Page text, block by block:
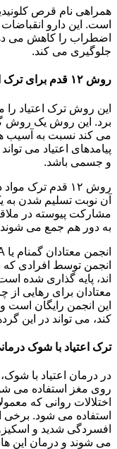
همراهی نام قرص
است. این دارو
اضطراب را کاهش می
جلوگیری می کند.
روش ۱۲ قدم برای ترک اعتیاد در بندرگز
این روش ترک اعتیاد را
برد. این روش یک روش
می کند نسبت به آسیب ها
پیامدهای اعتیاد می
و جسمی باشد.
روش ۱۲ قدم ترک
آن نوبت تسلیم شدن به
مشارکت پیوسته در
به دور هم جمع می
انجمن توسط افرادی که
اند، پایه گذاری شده
این انجمن رایگان است
کند، می تواند در این
ترک اعتیاد با شوک
در درمان اعتیاد با
روی مغز استفاده می
اختلالات روانی که
استفاده می شود. برخی
افسردگی شدید و
می شوند و درمان این